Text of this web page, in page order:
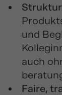
und
auch
Faire,